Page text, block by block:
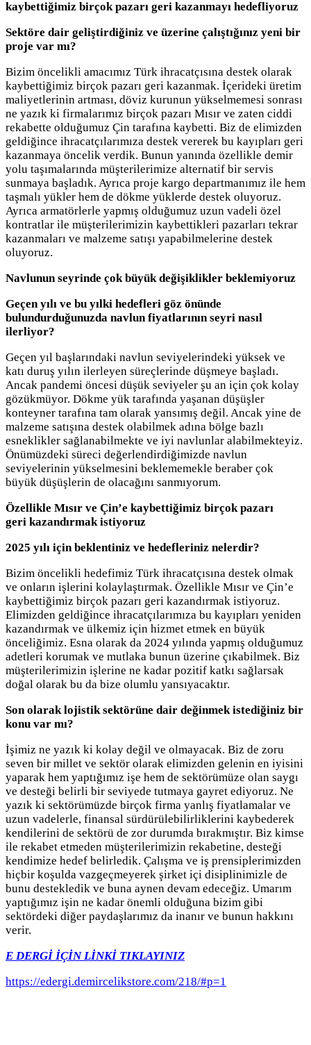
kaybettiğimiz birçok pazarı geri kazanmayı hedefliyoruz
Sektöre dair geliştirdiğiniz ve üzerine çalıştığınız yeni bir
proje var mı?
Bizim öncelikli amacımız Türk ihracatçısına destek olarak
kaybettiğimiz birçok pazarı geri kazanmak. İçerideki üretim
maliyetlerinin artması, döviz kurunun yükselmemesi sonrası
ne yazık ki firmalarımız birçok pazarı Mısır ve zaten ciddi
rekabette olduğumuz Çin tarafına kaybetti. Biz de elimizden
geldiğince ihracatçılarımıza destek vererek bu kayıpları geri
kazanmaya öncelik verdik. Bunun yanında özellikle demir
yolu taşımalarında müşterilerimize alternatif bir servis
sunmaya başladık. Ayrıca proje kargo departmanımız ile hem
taşmalı yükler hem de dökme yüklerde destek oluyoruz.
Ayrıca armatörlerle yapmış olduğumuz uzun vadeli özel
kontratlar ile müşterilerimizin kaybettikleri pazarları tekrar
kazanmaları ve malzeme satışı yapabilmelerine destek
oluyoruz.
Navlunun seyrinde çok büyük değişiklikler beklemiyoruz
Geçen yılı ve bu yılki hedefleri göz önünde
bulundurduğunuzda navlun fiyatlarının seyri nasıl
ilerliyor?
Geçen yıl başlarındaki navlun seviyelerindeki yüksek ve
katı duruş yılın ilerleyen süreçlerinde düşmeye başladı.
Ancak pandemi öncesi düşük seviyeler şu an için çok kolay
gözükmüyor. Dökme yük tarafında yaşanan düşüşler
konteyner tarafına tam olarak yansımış değil. Ancak yine de
malzeme satışına destek olabilmek adına bölge bazlı
esneklikler sağlanabilmekte ve iyi navlunlar alabilmekteyiz.
Önümüzdeki süreci değerlendirdiğimizde navlun
seviyelerinin yükselmesini beklememekle beraber çok
büyük düşüşlerin de olacağını sanmıyorum.
Özellikle Mısır ve Çin’e kaybettiğimiz birçok pazarı
geri kazandırmak istiyoruz
2025 yılı için beklentiniz ve hedefleriniz nelerdir?
Bizim öncelikli hedefimiz Türk ihracatçısına destek olmak
ve onların işlerini kolaylaştırmak. Özellikle Mısır ve Çin’e
kaybettiğimiz birçok pazarı geri kazandırmak istiyoruz.
Elimizden geldiğince ihracatçılarımıza bu kayıpları yeniden
kazandırmak ve ülkemiz için hizmet etmek en büyük
önceliğimiz. Esna olarak da 2024 yılında yapmış olduğumuz
adetleri korumak ve mutlaka bunun üzerine çıkabilmek. Biz
müşterilerimizin işlerine ne kadar pozitif katkı sağlarsak
doğal olarak bu da bize olumlu yansıyacaktır.
Son olarak lojistik sektörüne dair değinmek istediğiniz bir
konu var mı?
İşimiz ne yazık ki kolay değil ve olmayacak. Biz de zoru
seven bir millet ve sektör olarak elimizden gelenin en iyisini
yaparak hem yaptığımız işe hem de sektörümüze olan saygı
ve desteği belirli bir seviyede tutmaya gayret ediyoruz. Ne
yazık ki sektörümüzde birçok firma yanlış fiyatlamalar ve
uzun vadelerle, finansal sürdürülebilirliklerini kaybederek
kendilerini de sektörü de zor durumda bırakmıştır. Biz kimse
ile rekabet etmeden müşterilerimizin rekabetine, desteği
kendimize hedef belirledik. Çalışma ve iş prensiplerimizden
hiçbir koşulda vazgeçmeyerek şirket içi disiplinimizle de
bunu destekledik ve buna aynen devam edeceğiz. Umarım
yaptığımız işin ne kadar önemli olduğuna bizim gibi
sektördeki diğer paydaşlarımız da inanır ve bunun hakkını
verir.
E DERGİ İÇİN LİNKİ TIKLAYINIZ
https://edergi.demircelikstore.com/218/#p=1